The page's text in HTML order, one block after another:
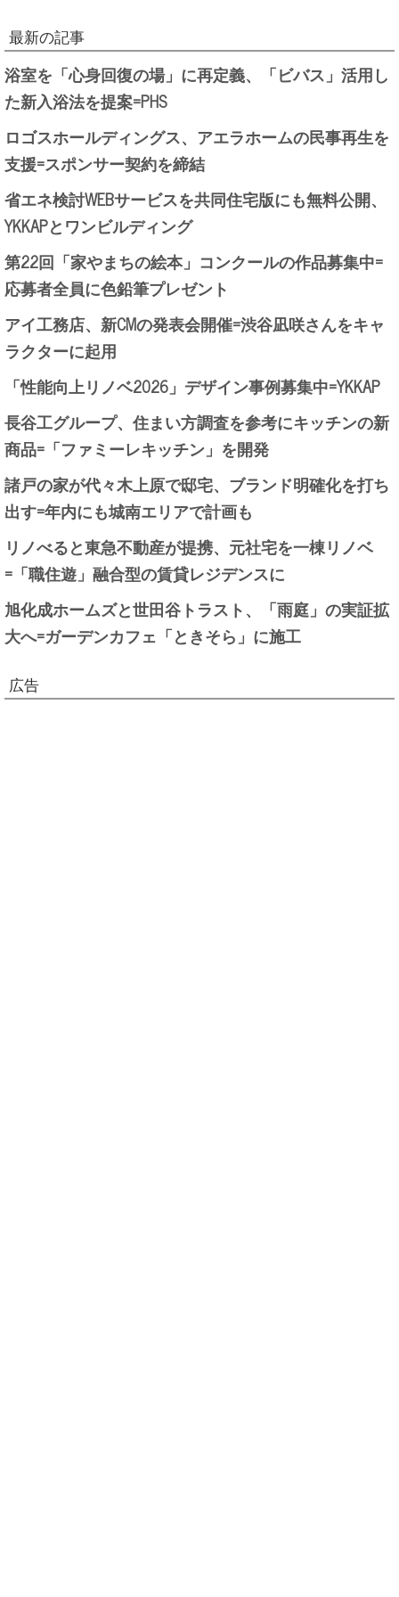
最新の記事
浴室を「心身回復の場」に再定義、「ビバス」活用し
た新入浴法を提案=PHS
ロゴスホールディングス、アエラホームの民事再生を
支援=スポンサー契約を締結
省エネ検討WEBサービスを共同住宅版にも無料公開、
YKKAPとワンビルディング
第22回「家やまちの絵本」コンクールの作品募集中=
応募者全員に色鉛筆プレゼント
アイ工務店、新CMの発表会開催=渋谷凪咲さんをキャ
ラクターに起用
「性能向上リノベ2026」デザイン事例募集中=YKKAP
長谷工グループ、住まい方調査を参考にキッチンの新
商品=「ファミーレキッチン」を開発
諸戸の家が代々木上原で邸宅、ブランド明確化を打ち
出す=年内にも城南エリアで計画も
リノべると東急不動産が提携、元社宅を一棟リノベ
=「職住遊」融合型の賃貸レジデンスに
旭化成ホームズと世田谷トラスト、「雨庭」の実証拡
大へ=ガーデンカフェ「ときそら」に施工
広告